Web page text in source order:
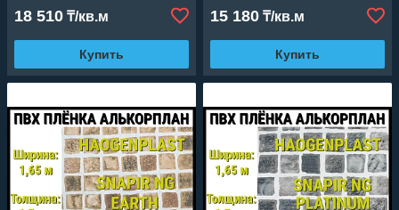
18 510 ₸/кв.м
Купить
15 180 ₸/кв.м
Купить